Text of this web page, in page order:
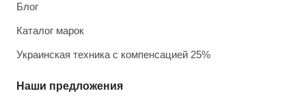
Блог
Каталог марок
Украинская техника с компенсацией 25%
Наши предложения